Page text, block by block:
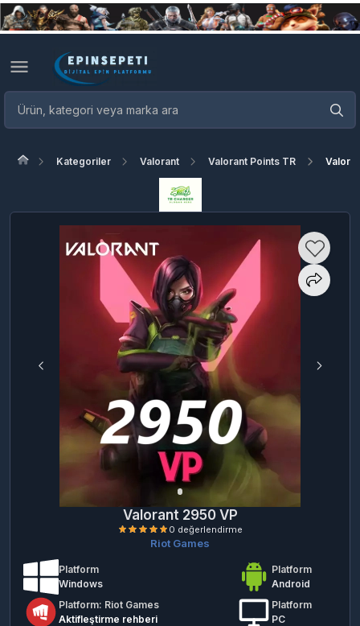
Kategoriler Valorant Valorant Points TR
Valorant 2950 VP
Riot Games
Platform
Windows
Platform
Android
Platform: Riot Games
Aktifleştirme rehberi
Platform
PC